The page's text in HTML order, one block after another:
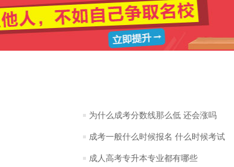
为什么成考分数线那么低 还会涨吗
成考一般什么时候报名 什么时候考试
成人高考专升本专业都有哪些